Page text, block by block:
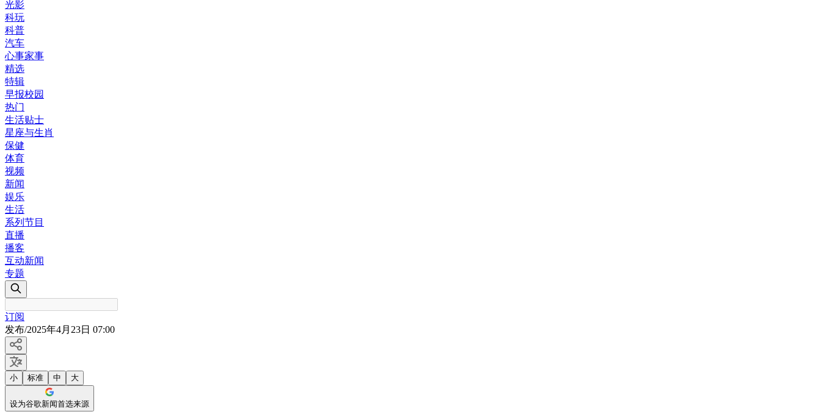
光影
科玩
科普
汽车
心事家事
精选
特辑
早报校园
热门
生活贴士
星座与生肖
保健
体育
视频
新闻
娱乐
生活
系列节目
直播
播客
互动新闻
专题
订阅
发布/2025年4月23日 07:00
小 标准 中 大
设为谷歌新闻首选来源